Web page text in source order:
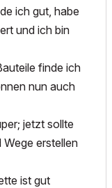
ich gut, habe
und ich bin
finde ich
nun auch
jetzt sollte
erstellen
ist gut